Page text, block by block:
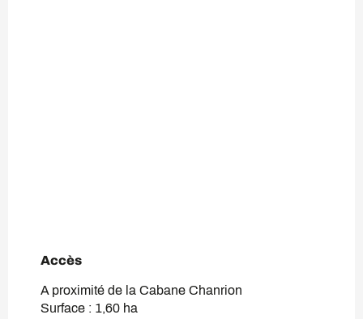
Accès
Accès
A proximité de la Cabane Chanrion
Surface : 1,60 ha